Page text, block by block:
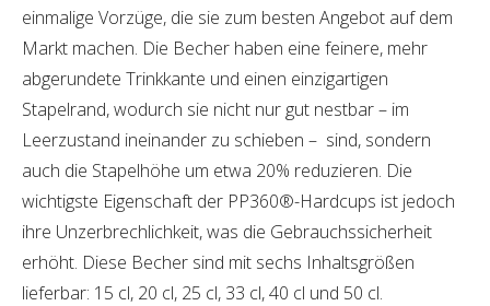
einmalige Vorzüge, die sie zum besten Angebot auf dem
Markt machen. Die Becher haben eine feinere, mehr
abgerundete Trinkkante und einen einzigartigen
Stapelrand, wodurch sie nicht nur gut nestbar – im
Leerzustand ineinander zu schieben – sind, sondern
auch die Stapelhöhe um etwa 20% reduzieren. Die
wichtigste Eigenschaft der PP360®-Hardcups ist jedoch
ihre Unzerbrechlichkeit, was die Gebrauchssicherheit
erhöht. Diese Becher sind mit sechs Inhaltsgrößen
lieferbar: 15 cl, 20 cl, 25 cl, 33 cl, 40 cl und 50 cl.